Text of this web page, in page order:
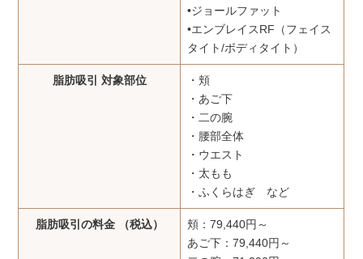
•ジョールファット
•エンブレイスRF（フェイス
タイト/ボディタイト）
脂肪吸引 対象部位
・頬
・あご下
・二の腕
・腰部全体
・ウエスト
・太もも
・ふくらはぎ など
脂肪吸引の料金 （税込）
頬：79,440円～
あご下：79,440円～